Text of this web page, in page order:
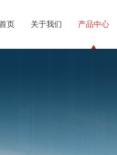
页 关于我们 产品中心